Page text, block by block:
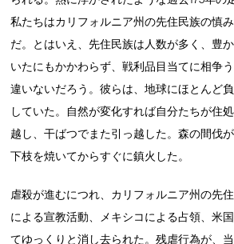
私たちはカリフォルニア州の先住民族の慎
だ。とはいえ、先住民族は人数が多く、豊
いたにもかかわらず、戦利品目当てに相争
違いないだろう。彼らは、地球にほとんど
していた。自然が変化すれば自分たちが住
越し、干ばつでまた引っ越した。森の間伐
下枝を焼いてからすぐに鎮火した。
虐殺が進むにつれ、カリフォルニア州の先
による宣教活動、メキシコによる占領、米
てゆっくりと消し去られた。残虐行為が、